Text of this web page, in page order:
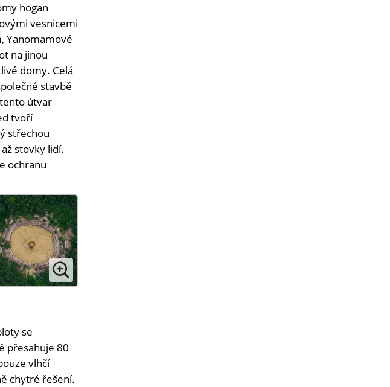
hogan
vesnicemi
Yanomamové
na jinou
domy. Celá
stavbě
útvar
tvoří
střechou
stovky lidí.
ochranu
se
přesahuje 80
vlhčí
chytré řešení.